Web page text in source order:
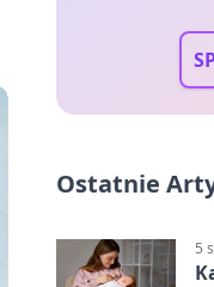
Ostatnie
5